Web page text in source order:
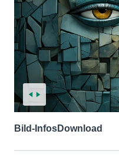
Bild-InfosDownload